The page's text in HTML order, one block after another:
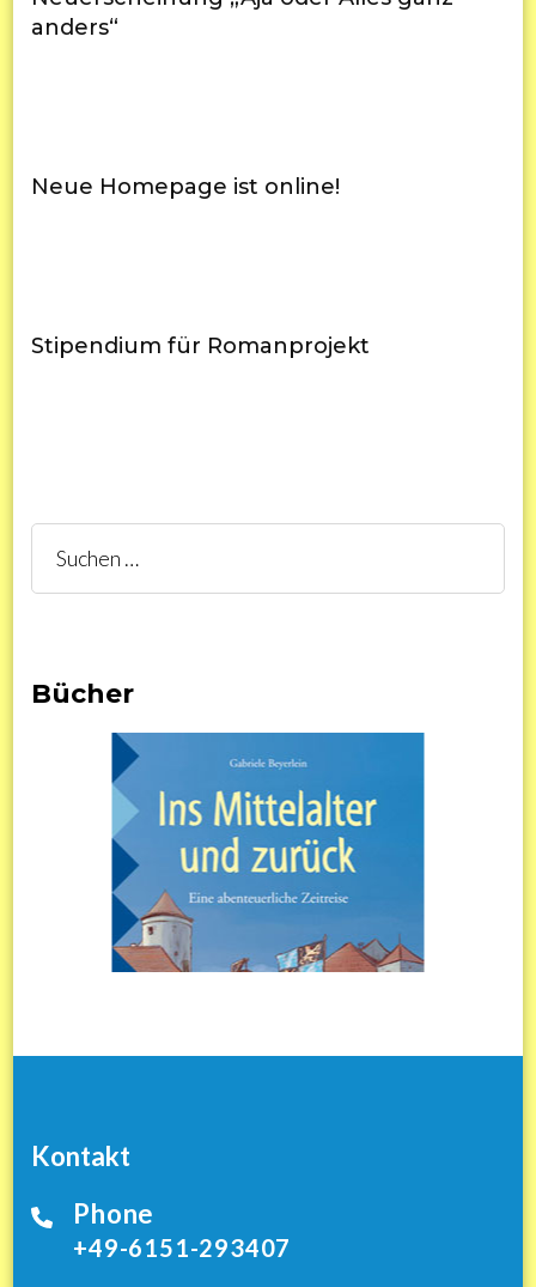
anders“
Neue Homepage ist online!
Stipendium für Romanprojekt
Suchen
nach:
Bücher
Kontakt
Phone
+49-6151-293407